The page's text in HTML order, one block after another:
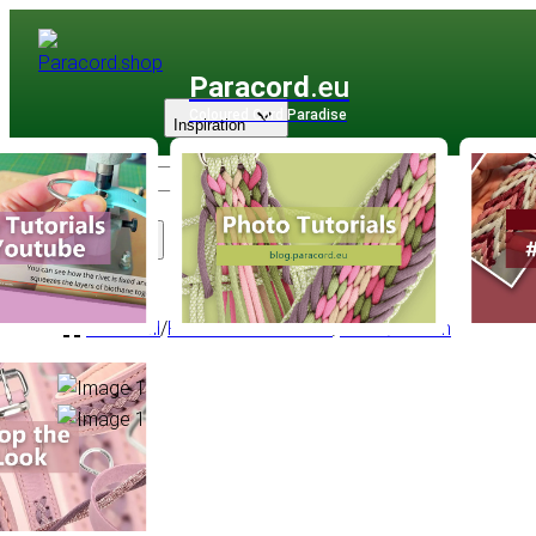
Paracord .eu
Coloured Cord Paradise
Sortiment
Inspiration
PPM Seil/PPM Basic Rundseil/Rund Ø 6 mm